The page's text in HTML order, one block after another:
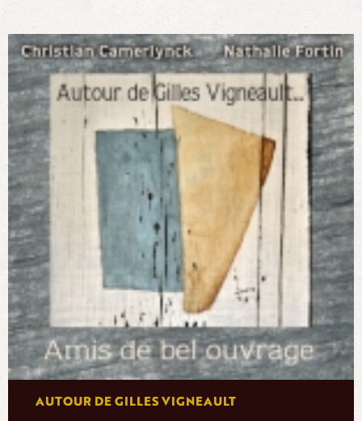
AUTOUR DE GILLES VIGNEAULT